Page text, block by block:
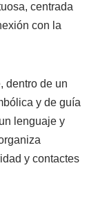
centrada
con la
dentro de un
y de guía
lenguaje y
y contactes